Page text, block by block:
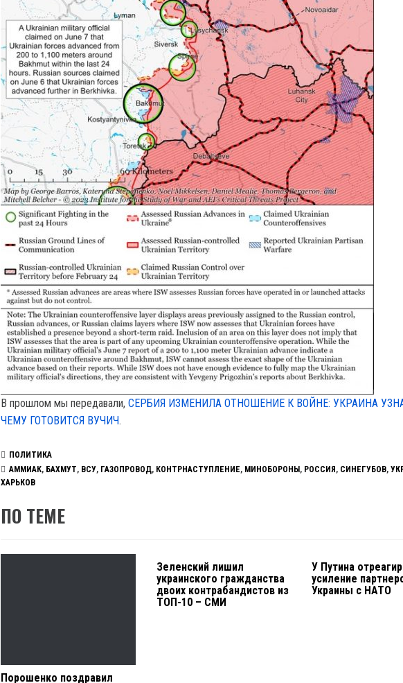
В прошлом мы передавали, СЕРБИЯ ИЗМЕНИЛА ОТНОШЕНИЕ К ВОЙНЕ: УКРАИНА
ЧЕМУ ГОТОВИТСЯ ВУЧИЧ.
ПОЛИТИКА
АММИАК, БАХМУТ, ВСУ, ГАЗОПРОВОД, КОНТРНАСТУПЛЕНИЕ, МИНОБОРОНЫ, РОССИЯ, СИНЕГУБОВ,
ХАРЬКОВ
ПО ТЕМЕ
Порошенко поздравил
Зеленский лишил
украинского гражданства
двоих контрабандистов из
ТОП-10 – СМИ
У Путина
усиление
Украины с НАТО